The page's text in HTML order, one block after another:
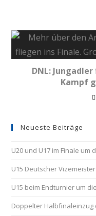
DNL:
Kampf
Neueste Beiträge
U20 und U17 im Finale
U15 Deutscher Vizemeister
U15 beim Endturnier um
Doppelter Halbfinaleinzug